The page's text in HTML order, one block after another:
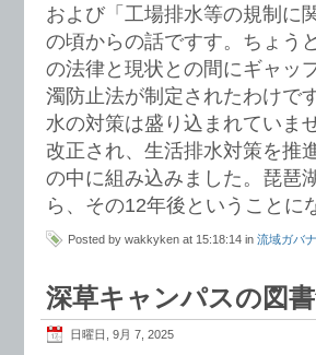
および「工場排水等の規制に
の頃からの話ですす。ちょう
の法律と現状との間にギャッ
濁防止法が制定されたわけで
水の対策は盛り込まれていま
改正され、生活排水対策を推
の中に組み込みました。琵琶
ら、その12年後ということに
Posted by wakkyken at 15:18:14 in 流域ガバ
深草キャンパスの図
日曜日, 9月 7, 2025